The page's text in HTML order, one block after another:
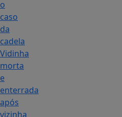
o
caso
da
cadela
Vidinha
morta
e
enterrada
após
vizinha